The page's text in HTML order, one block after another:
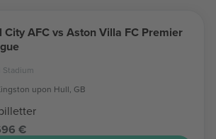
City AFC vs Aston Villa FC Premier
Stadium
upon Hull, GB
€